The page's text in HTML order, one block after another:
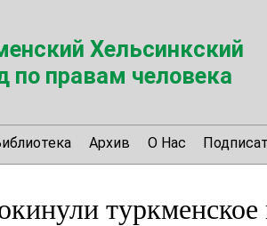
Хельсинкский
по правам человека
Архив О Нас
туркменское